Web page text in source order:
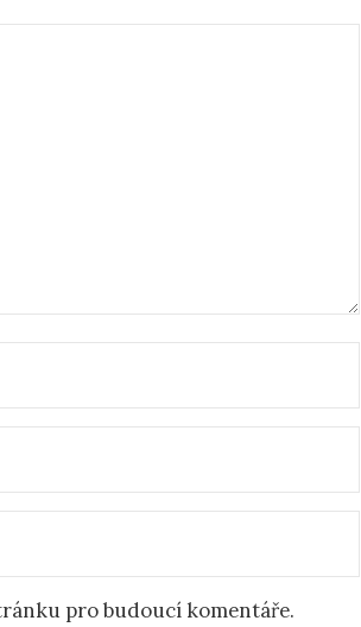
pro budoucí komentáře.